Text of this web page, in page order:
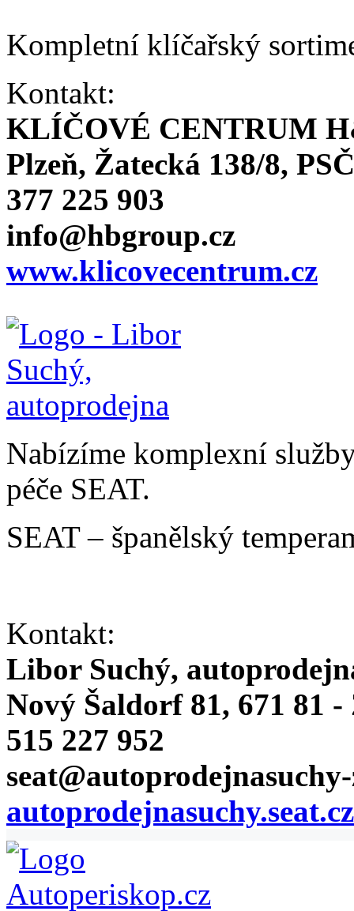
Kompletní klíčařský
Kontakt:
KLÍČOVÉ CENTRUM
Plzeň, Žatecká 138/8,
377 225 903
info@hbgroup.cz
www.klicovecentrum.cz
Nabízíme komplexní
péče SEAT.
SEAT – španělský
Kontakt:
Libor Suchý,
Nový Šaldorf 81, 671 81
515 227 952